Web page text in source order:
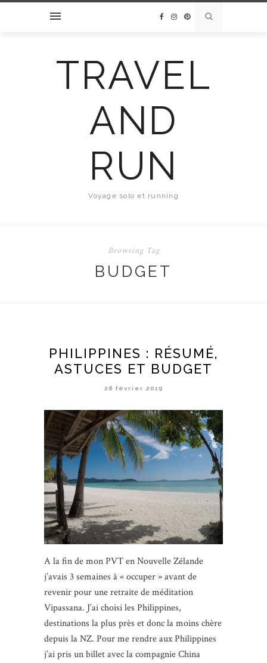
TRAVEL
AND
RUN
Voyage solo et running
Browsing Tag
BUDGET
PHILIPPINES : RÉSUMÉ,
ASTUCES ET BUDGET
28 février 2019
A la fin de mon PVT en Nouvelle Zélande
j’avais 3 semaines à « occuper » avant de
revenir pour une retraite de méditation
Vipassana. J’ai choisi les Philippines,
destinations la plus près et donc la moins chère
depuis la NZ. Pour me rendre aux Philippines
j’ai pris un billet avec la compagnie China